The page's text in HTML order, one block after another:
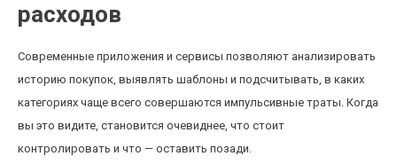
расходов
Современные приложения и сервисы позволяют анализировать
историю покупок, выявлять шаблоны и подсчитывать, в каких
категориях чаще всего совершаются импульсивные траты. Когда
вы это видите, становится очевиднее, что стоит
контролировать и что — оставить позади.